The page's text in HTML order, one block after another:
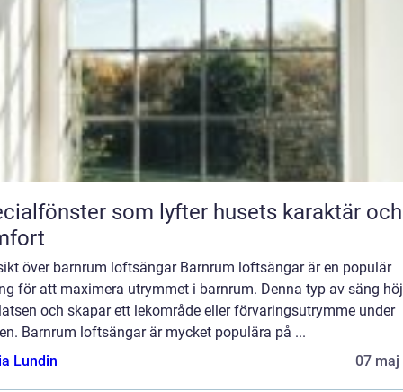
som lyfter husets karaktär och
över barnrum loftsängar Barnrum loftsängar är en populär
för att maximera utrymmet i barnrum. Denna typ av säng
och skapar ett lekområde eller förvaringsutrymme under
Barnrum loftsängar är mycket populära på ...
Lundin
07 maj